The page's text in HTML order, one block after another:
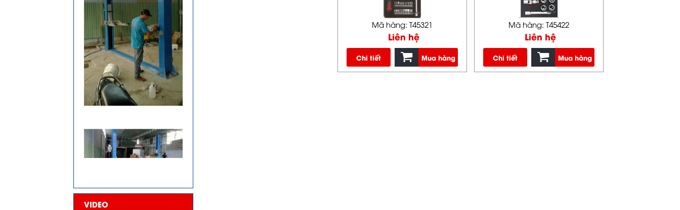
VIDEO
Mã hàng: T45321
Liên hệ
Chi tiết Mua hàng
Mã hàng: T45422
Liên hệ
Chi tiết Mua hàng